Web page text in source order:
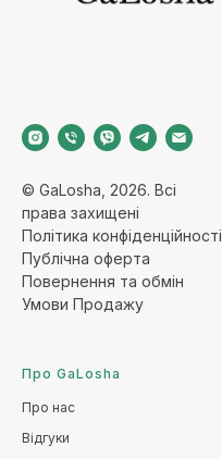
© GaLosha, 2026. Всі
права захищені
Політика конфіденційності
Публічна оферта
Повернення та обмін
Умови Продажу
Про GaLosha
Про нас
Відгуки